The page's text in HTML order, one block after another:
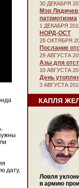
дату,
30 ДЕКАБРЯ
Мэр Лядичев
патриотизма
1 ДЕКАБРЯ
НОРД-ОСТ
28 ОКТЯБРЯ
Послание
29 АВГУСТА
Азы для
10 АВГУСТА
День
3 АВГУСТА
КАПЛЯ
Ловля
в армию